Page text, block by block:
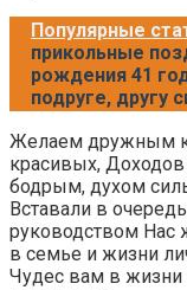
Популярные
прикольные
рождения 41
подруге, другу
Желаем дружным
красивых,
бодрым, духом
Вставали в
руководством Нас
в семье и жизни
Чудес вам в жизни